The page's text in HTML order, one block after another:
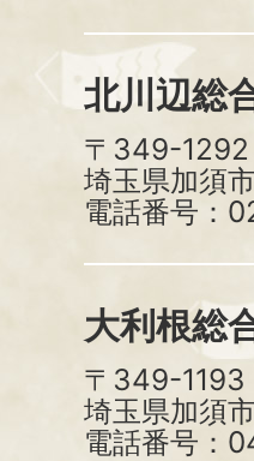
北川辺総
〒349-1292
埼玉県加須
電話番号：
大利根総
〒349-1193
埼玉県加須
電話番号：